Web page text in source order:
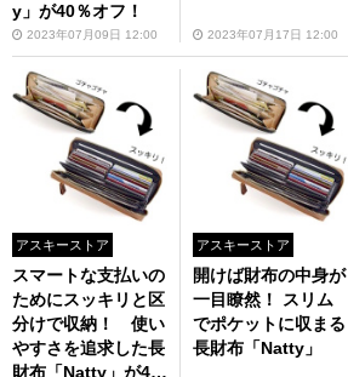
y」が40％オフ！
2023年07月09日 12:00 2023年07月17日 12:00
アスキーストア
スマートな支払いの
ためにスッキリと区
分けで収納！ 使い
やすさを追求した長
財布「Natty」が4
アスキーストア
開けば財布の中身が
一目瞭然！ スリム
でポケットに収まる
長財布「Natty」